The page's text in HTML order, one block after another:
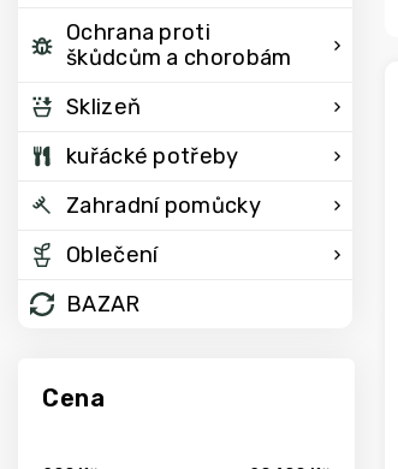
Ochrana proti
škůdcům a chorobám
Sklizeň
kuřácké potřeby
Zahradní pomůcky
Oblečení
BAZAR
Cena